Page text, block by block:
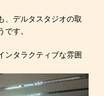
、デルタスタジオの取
です。
ンタラクティブな雰囲